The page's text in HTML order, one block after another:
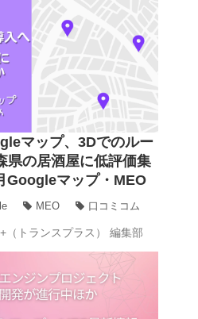
マップ、3Dでのルー
県の居酒屋に低評価集
マップ・MEO
MEO 口コミコム
（トランスプラス） 編集部